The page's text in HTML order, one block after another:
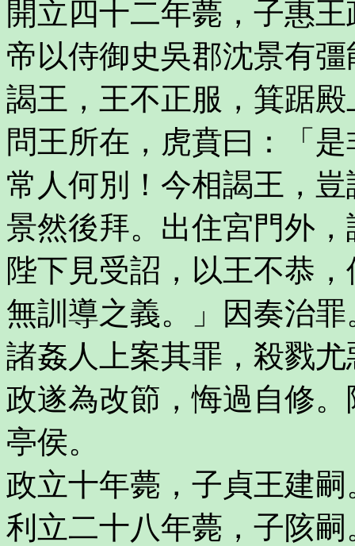
開立四十二年薨，子惠
帝以侍御史吳郡沈景有
謁王，王不正服，箕踞
問王所在，虎賁曰：「
常人何別！今相謁王，
景然後拜。出住宮門外
陛下見受詔，以王不恭
無訓導之義。」因奏治
諸姦人上案其罪，殺戮
政遂為改節，悔過自修
亭侯。
政立十年薨，子貞王建
利立二十八年薨，子陔